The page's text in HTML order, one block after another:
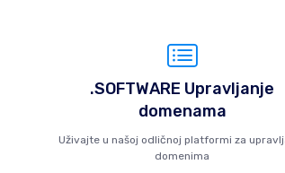
.SOFTWARE Upravljanje
domenama
Uživajte u našoj odličnoj platformi za
domenima